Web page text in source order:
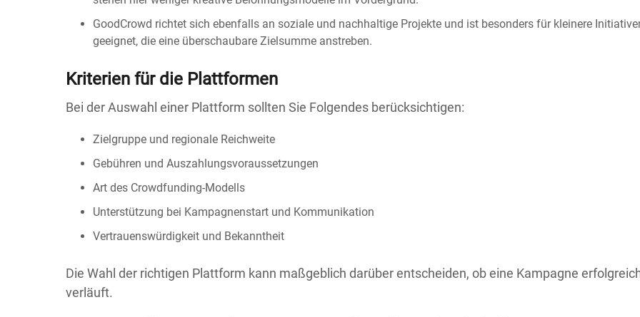
GoodCrowd richtet sich ebenfalls an soziale und nachhaltige Projekte und ist besonders für kleinere
geeignet, die eine überschaubare Zielsumme anstreben.
Kriterien für die Plattformen
Bei der Auswahl einer Plattform sollten Sie Folgendes berücksichtigen:
Zielgruppe und regionale Reichweite
Gebühren und Auszahlungsvoraussetzungen
Art des Crowdfunding-Modells
Unterstützung bei Kampagnenstart und Kommunikation
Vertrauenswürdigkeit und Bekanntheit
Die Wahl der richtigen Plattform kann maßgeblich darüber entscheiden, ob eine Kampagne
verläuft.